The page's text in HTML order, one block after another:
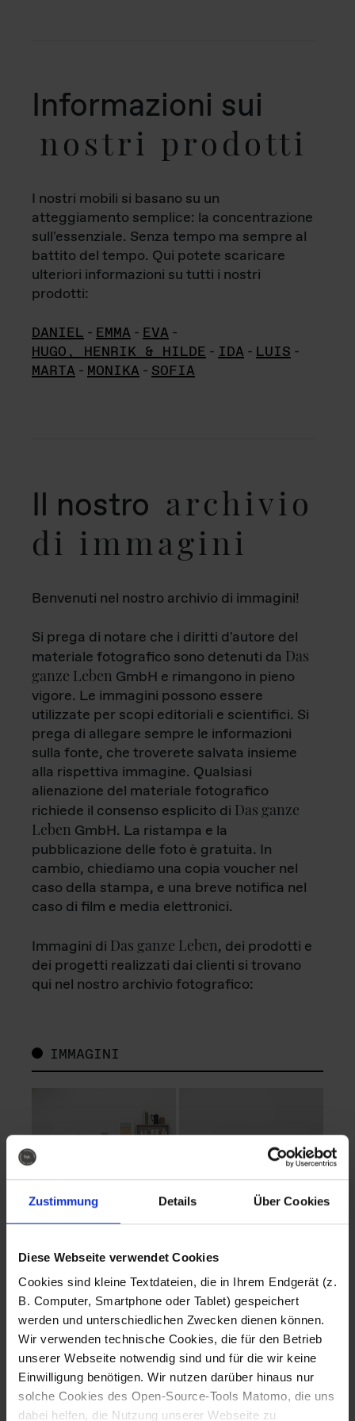
Zustimmung Details Über Cookies
Diese Webseite verwendet Cookies
Cookies sind kleine Textdateien, die in Ihrem Endgerät (z.
B. Computer, Smartphone oder Tablet) gespeichert
werden und unterschiedlichen Zwecken dienen können.
Wir verwenden technische Cookies, die für den Betrieb
unserer Webseite notwendig sind und für die wir keine
Einwilligung benötigen. Wir nutzen darüber hinaus nur
solche Cookies des Open-Source-Tools Matomo, die uns
dabei helfen, die Nutzung unserer Webseite zu
Informazioni sui
nostri prodotti
I nostri mobili si basano su un
atteggiamento semplice: la concentrazione
sull'essenziale. Senza tempo ma sempre al
battito del tempo. Qui potete scaricare
ulteriori informazioni su tutti i nostri
prodotti:
DANIEL - EMMA - EVA -
HUGO, HENRIK & HILDE - IDA - LUIS -
MARTA - MONIKA - SOFIA
Il nostro archivio
di immagini
Benvenuti nel nostro archivio di immagini!
Si prega di notare che i diritti d'autore del
materiale fotografico sono detenuti da Das
ganze Leben GmbH e rimangono in pieno
vigore. Le immagini possono essere
utilizzate per scopi editoriali e scientifici. Si
prega di allegare sempre le informazioni
sulla fonte, che troverete salvata insieme
alla rispettiva immagine. Qualsiasi
alienazione del materiale fotografico
richiede il consenso esplicito di Das ganze
Leben GmbH. La ristampa e la
pubblicazione delle foto è gratuita. In
cambio, chiediamo una copia voucher nel
caso della stampa, e una breve notifica nel
caso di film e media elettronici.
Immagini di Das ganze Leben, dei prodotti e
dei progetti realizzati dai clienti si trovano
qui nel nostro archivio fotografico:
IMMAGINI
Fotografo: Lorenz
Sternbach
Download
Fotografo: Lorenz
Sternbach
Download